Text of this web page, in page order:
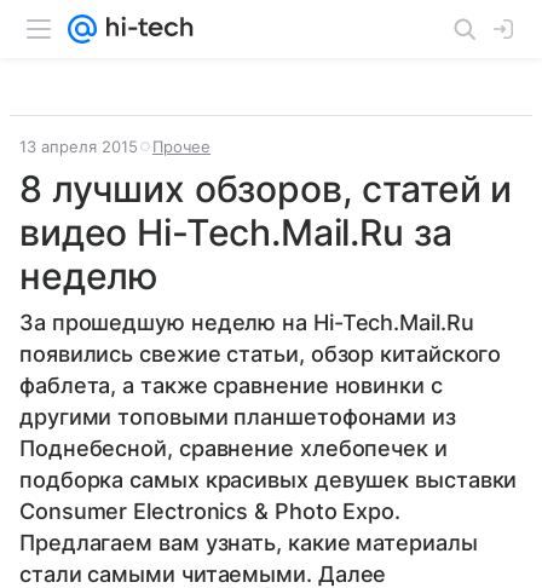
13 апреля 2015 Прочее
8 лучших обзоров, статей и
видео Hi-Tech.Mail.Ru за
неделю
За прошедшую неделю на Hi-Tech.Mail.Ru
появились свежие статьи, обзор китайского
фаблета, а также сравнение новинки с
другими топовыми планшетофонами из
Поднебесной, сравнение хлебопечек и
подборка самых красивых девушек выставки
Consumer Electronics & Photo Expo.
Предлагаем вам узнать, какие материалы
стали самыми читаемыми. Далее